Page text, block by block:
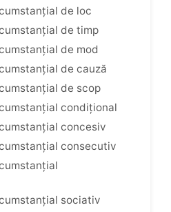
de loc
de timp
de mod
de cauză
de scop
condițional
concesiv
consecutiv
sociativ